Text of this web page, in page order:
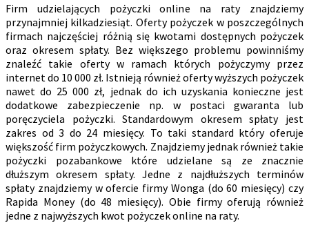
Firm udzielających pożyczki online na raty znajdziemy
przynajmniej kilkadziesiąt. Oferty pożyczek w poszczególnych
firmach najczęściej różnią się kwotami dostępnych pożyczek
oraz okresem spłaty. Bez większego problemu powinniśmy
znaleźć takie oferty w ramach których pożyczymy przez
internet do 10 000 zł. Istnieją również oferty wyższych pożyczek
nawet do 25 000 zł, jednak do ich uzyskania konieczne jest
dodatkowe zabezpieczenie np. w postaci gwaranta lub
poręczyciela pożyczki. Standardowym okresem spłaty jest
zakres od 3 do 24 miesięcy. To taki standard który oferuje
większość firm pożyczkowych. Znajdziemy jednak również takie
pożyczki pozabankowe które udzielane są ze znacznie
dłuższym okresem spłaty. Jedne z najdłuższych terminów
spłaty znajdziemy w ofercie firmy Wonga (do 60 miesięcy) czy
Rapida Money (do 48 miesięcy). Obie firmy oferują również
jedne z najwyższych kwot pożyczek online na raty.